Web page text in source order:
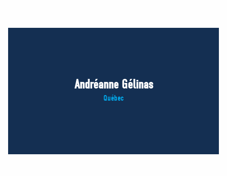
Andréanne Gélinas
Québec